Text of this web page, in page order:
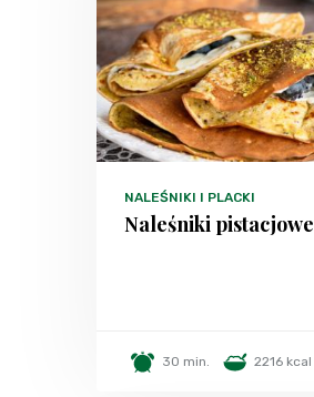
NALEŚNIKI I PLACKI
Naleśniki pistacjowe
30 min. 2216 kcal